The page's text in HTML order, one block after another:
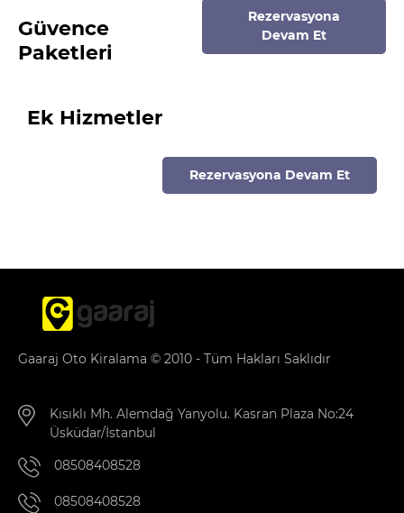
Güvence
Paketleri
Rezervasyona
Devam Et
Ek Hizmetler
Rezervasyona Devam Et
Gaaraj Oto Kiralama © 2010 - Tüm Hakları Saklıdır
Kısıklı Mh. Alemdağ Yanyolu. Kasran Plaza No:24
Üsküdar/İstanbul
08508408528
08508408528